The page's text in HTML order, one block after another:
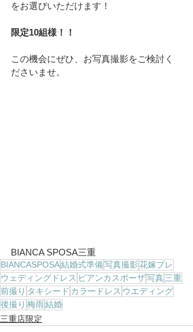
をお選びいただけます！
限定10組様！！
この機会にぜひ、お写真撮影をご検討く
ださいませ。
BIANCA SPOSA三重
BIANCASPOSA結婚式準備写真撮影花嫁プレ
ウェディングドレス ビアンカスポーザ写真三重
前撮り タキシード カラードレス ウエディング
後撮り 梅雨結婚
三重店限定